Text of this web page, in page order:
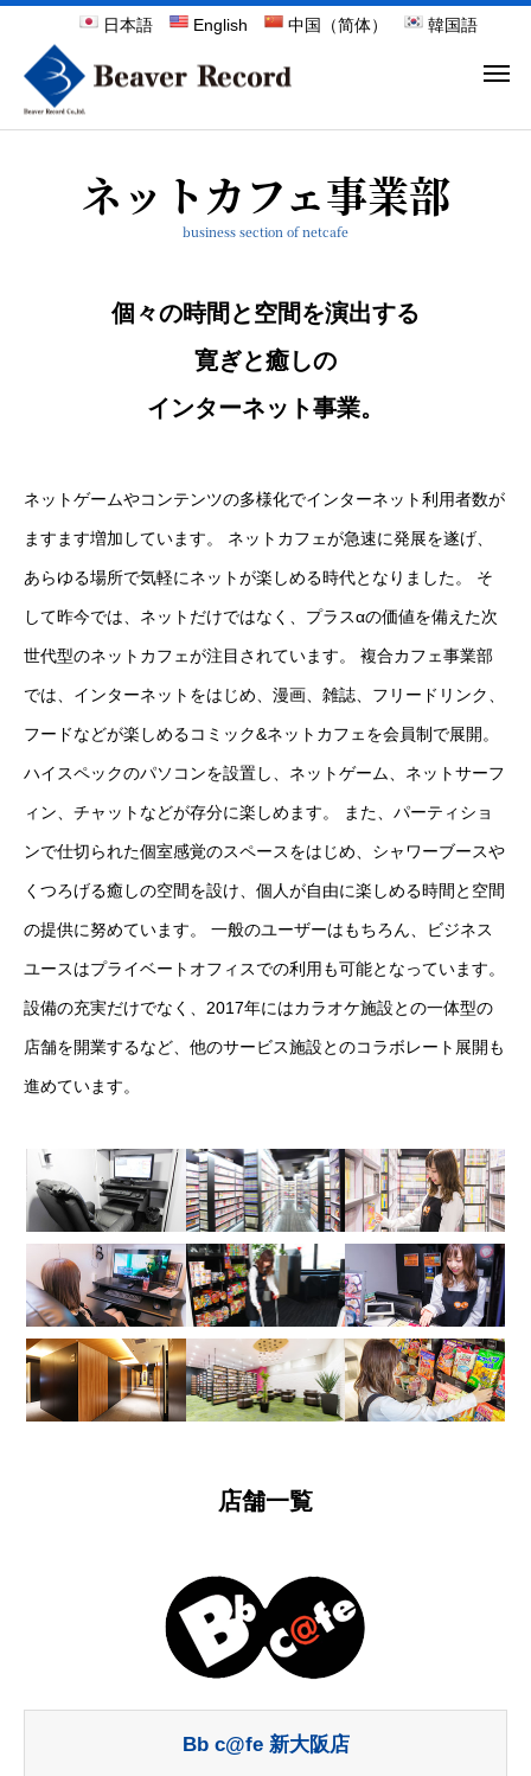
日本語 English 中国（简体） 韓国語
ネットカフェ事業部
business section of netcafe
個々の時間と空間を演出する
寛ぎと癒しの
インターネット事業。
ネットゲームやコンテンツの多様化でインターネット利用者数が
ますます増加しています。 ネットカフェが急速に発展を遂げ、
あらゆる場所で気軽にネットが楽しめる時代となりました。 そ
して昨今では、ネットだけではなく、プラスαの価値を備えた次
世代型のネットカフェが注目されています。 複合カフェ事業部
では、インターネットをはじめ、漫画、雑誌、フリードリンク、
フードなどが楽しめるコミック&ネットカフェを会員制で展開。
ハイスペックのパソコンを設置し、ネットゲーム、ネットサーフ
ィン、チャットなどが存分に楽しめます。 また、パーティショ
ンで仕切られた個室感覚のスペースをはじめ、シャワーブースや
くつろげる癒しの空間を設け、個人が自由に楽しめる時間と空間
の提供に努めています。 一般のユーザーはもちろん、ビジネス
ユースはプライベートオフィスでの利用も可能となっています。
設備の充実だけでなく、2017年にはカラオケ施設との一体型の
店舗を開業するなど、他のサービス施設とのコラボレート展開も
進めています。
店舗一覧
Bb c@fe 新大阪店